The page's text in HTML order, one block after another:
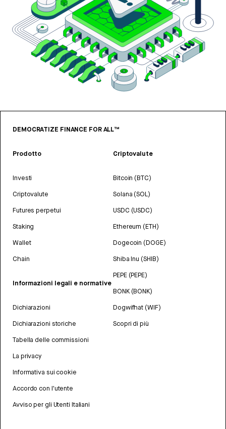
DEMOCRATIZE FINANCE FOR ALL™
Prodotto
Investi
Criptovalute
Futures perpetui
Staking
Wallet
Chain
Informazioni legali e normative
Dichiarazioni
Dichiarazioni storiche
Tabella delle commissioni
La privacy
Informativa sui cookie
Accordo con l'utente
Avviso per gli Utenti Italiani
Criptovalute
Bitcoin (BTC)
Solana (SOL)
USDC (USDC)
Ethereum (ETH)
Dogecoin (DOGE)
Shiba Inu (SHIB)
PEPE (PEPE)
BONK (BONK)
Dogwifhat (WIF)
Scopri di più